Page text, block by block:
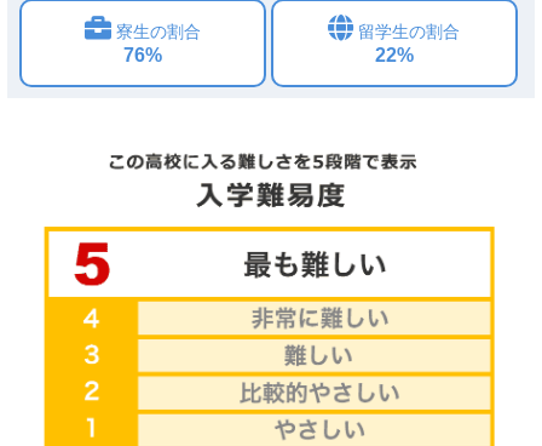
寮生の割合
76%
留学生の割合
22%